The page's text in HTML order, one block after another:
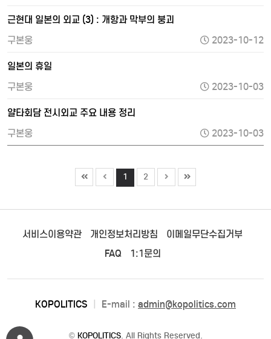
근현대 일본의 외교 (3) : 개항과 막부의 붕괴
구본웅
2023-10-12
일본의 휴일
구본웅
2023-10-03
얄타회담 전시외교 주요 내용 정리
구본웅
2023-10-03
1 2
서비스이용약관 개인정보처리방침
이메일무단수집거부
FAQ
1:1문의
KOPOLITICS E-mail : admin@kopolitics.com
© KOPOLITICS. All Rights Reserved.